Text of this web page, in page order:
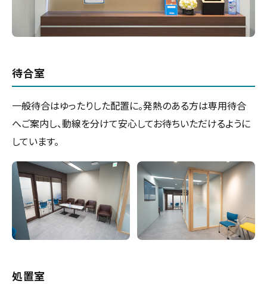
待合室
一般待合はゆったりした配置に。発熱のある方は専用待合
へご案内し、動線を分けて安心してお待ちいただけるように
しています。
処置室